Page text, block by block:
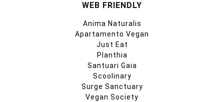
WEB FRIENDLY
Anima Naturalis
Apartamento Vegan
Just Eat
Planthia
Santuari Gaia
Scoolinary
Surge Sanctuary
Vegan Society